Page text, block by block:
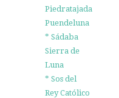
Piedratajada
Puendeluna
* Sádaba
Sierra de
Luna
* Sos del
Rey Católico